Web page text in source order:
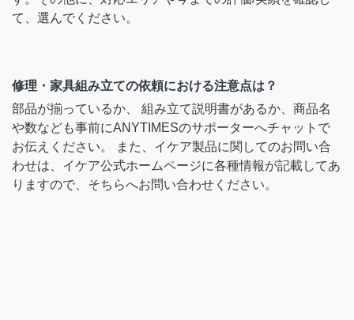
て、選んでください。
修理・家具組み立ての依頼における注意点は？
部品が揃っているか、 組み立て説明書があるか、商品名
や数なども事前にANYTIMESのサポーターへチャットで
お伝えください。 また、イケア製品に関してのお問い合
わせは、イケア公式ホームページに各種情報が記載してあ
りますので、そちらへお問い合わせください。